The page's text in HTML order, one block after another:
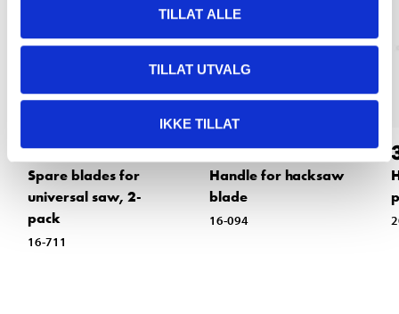
TILLAT ALLE
TILLAT UTVALG
IKKE TILLAT
8490
Spare blades for
universal saw, 2-
pack
16-711
3490
Handle for hacksaw
blade
16-094